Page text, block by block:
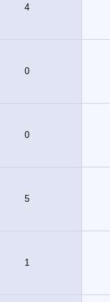
4
0
0
5
1